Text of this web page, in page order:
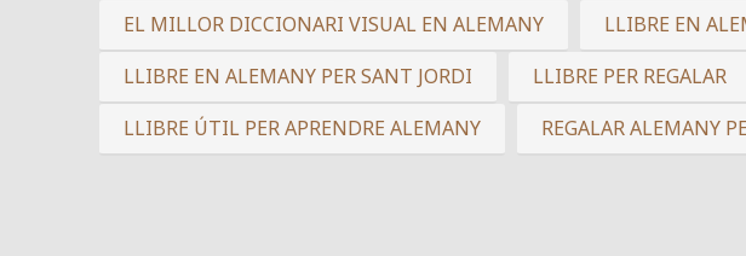
EL MILLOR DICCIONARI VISUAL EN ALEMANY
LLIBRE EN
LLIBRE EN ALEMANY PER SANT JORDI
LLIBRE PER REGALAR
LLIBRE ÚTIL PER APRENDRE ALEMANY
REGALAR ALEMANY